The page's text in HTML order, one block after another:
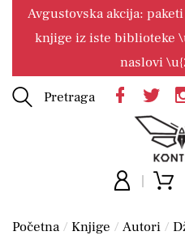
Avgustovska akcija:
knjige iz iste biblioteke
naslovi
Pretraga
Početna Knjige Autori